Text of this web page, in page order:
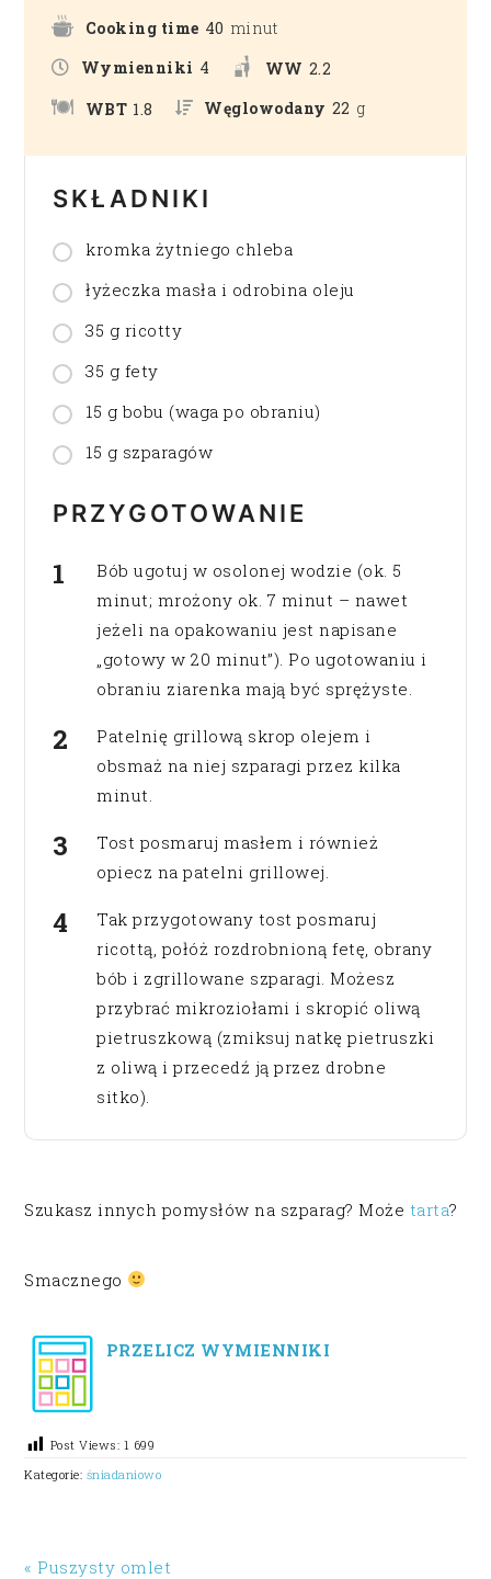
Cooking time 40 minut
Wymienniki 4 WW 2.2
WBT 1.8 Węglowodany 22 g
SKŁADNIKI
kromka żytniego chleba
łyżeczka masła i odrobina oleju
35 g ricotty
35 g fety
15 g bobu (waga po obraniu)
15 g szparagów
PRZYGOTOWANIE
Bób ugotuj w osolonej wodzie (ok. 5
minut; mrożony ok. 7 minut – nawet
jeżeli na opakowaniu jest napisane
„gotowy w 20 minut”). Po ugotowaniu i
obraniu ziarenka mają być sprężyste.
Patelnię grillową skrop olejem i
obsmaż na niej szparagi przez kilka
minut.
Tost posmaruj masłem i również
opiecz na patelni grillowej.
Tak przygotowany tost posmaruj
ricottą, połóż rozdrobnioną fetę, obrany
bób i zgrillowane szparagi. Możesz
przybrać mikroziołami i skropić oliwą
pietruszkową (zmiksuj natkę pietruszki
z oliwą i przecedź ją przez drobne
sitko).
Szukasz innych pomysłów na szparag? Może tarta?
Smacznego
PRZELICZ WYMIENNIKI
Post Views: 1 699
Kategorie: śniadaniowo
« Puszysty omlet